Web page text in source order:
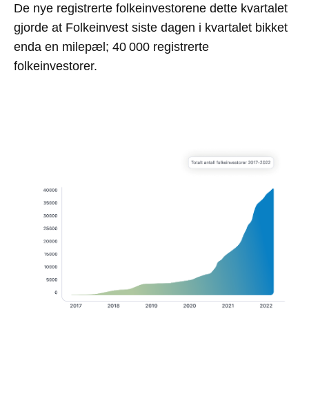
De nye registrerte folkeinvestorene dette kvartalet
gjorde at Folkeinvest siste dagen i kvartalet bikket
enda en milepæl; 40 000 registrerte
folkeinvestorer.